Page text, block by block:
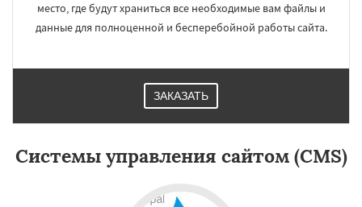
регионам
×
место, где будут храниться все необходимые вам файлы и
данные для полноценной и бесперебойной работы сайта.
ЗАКАЗАТЬ
Системы управления сайтом (CMS)
×